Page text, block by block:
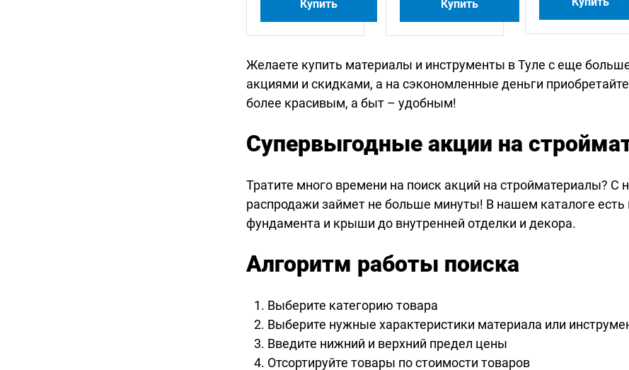
Купить Купить
Желаете купить материалы и инструменты в Туле с еще
акциями и скидками, а на сэкономленные деньги
более красивым, а быт – удобным!
Супервыгодные акции на
Тратите много времени на поиск акций на стройматериалы?
распродажи займет не больше минуты! В нашем каталоге есть
фундамента и крыши до внутренней отделки и декора.
Алгоритм работы поиска
Выберите категорию товара
Выберите нужные характеристики материала или
Введите нижний и верхний предел цены
Отсортируйте товары по стоимости товаров